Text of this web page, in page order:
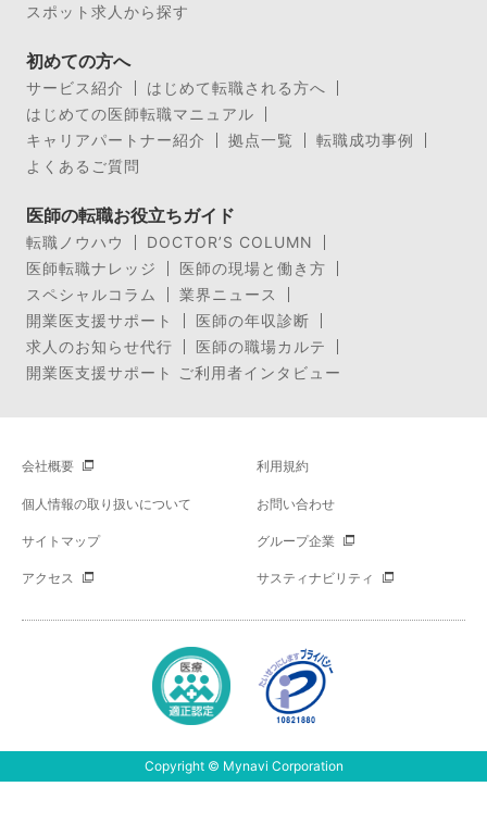
スポット求人から探す
初めての方へ
サービス紹介
はじめて転職される方へ
はじめての医師転職マニュアル
キャリアパートナー紹介
拠点一覧
転職成功事例
よくあるご質問
医師の転職お役立ちガイド
転職ノウハウ
DOCTOR’S COLUMN
医師転職ナレッジ
医師の現場と働き方
スペシャルコラム
業界ニュース
開業医支援サポート
医師の年収診断
求人のお知らせ代行
医師の職場カルテ
開業医支援サポート ご利用者インタビュー
会社概要 利用規約
個人情報の取り扱いについて お問い合わせ
サイトマップ グループ企業
アクセス サスティナビリティ
Copyright © Mynavi Corporation